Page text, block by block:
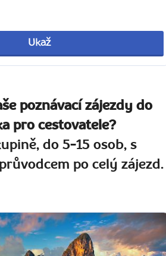
Ukaž
poznávací zájezdy do
pro cestovatele?
do 5-15 osob, s
po celý zájezd.